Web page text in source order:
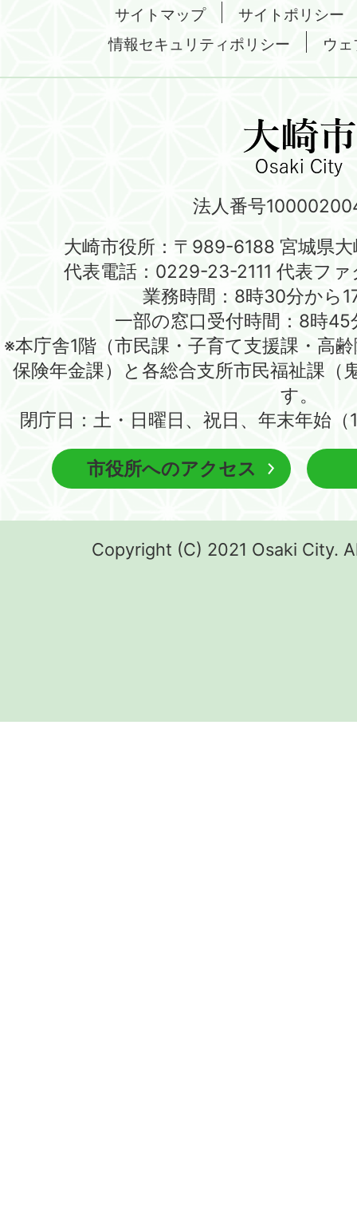
サイトマップ
サイトポリシー
情報セキュリティポリシー
ウ
法人番号
大崎市役所：〒989-6188 宮城県大
代表電話：0229-23-2111 代表フ
業務時間：8時30分から
一部の窓口受付時間：8時
※本庁舎1階（市民課・子育て支援課・高
保険年金課）と各総合支所市民福祉課（
す。
閉庁日：土・日曜日、祝日、年末年始
市役所へのアクセス
Copyright (C) 2021 Osaki City.